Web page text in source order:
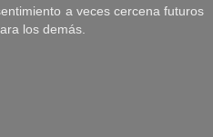
a veces cercena futuros
los demás.